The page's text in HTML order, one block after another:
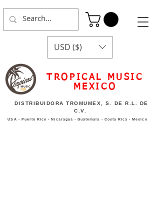
USD ($)
TROPICAL MUSIC
MEXICO
DISTRIBUIDORA TROMUMEX, S. DE R.L. DE
C.V.
USA - Puerto Rico - Nicaragua - Guatemala - Costa Rica - Mexico